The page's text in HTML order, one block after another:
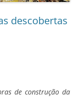
descobertas
de construção da